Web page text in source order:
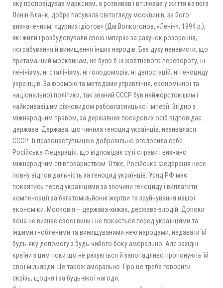
яку проповідував марксизм, а розвивав і втілював у життя катюга
Ленін-Бланк, добре пасувала світогляду москвинів, за його
визначенням, «дурних ідіотов» (Дм.Волкогонов, «Ленін», 1994 р.),
які жили і розбудовували свою імперію за рахунок розорення,
пограбування й винищення інших народів. Без духу ненависти, що
притаманний москвинам, не було б ні жовтневого перевороту, нi
ленінізму, ні сталінізму, ні голодоморів, ні депортацій, ні геноциду
українців. За формою та методами управління, економічної та
національної політики, так званий СССР був найжорстокішим і
найкривавішим різновидом рабовласницької імперії. Згідно з
міжнародним правом, за державних посадових осіб відповідає
держава. Держава, що чинила геноцид українців, називалася
СССР. Її правонаступницею добровільно оголосила себе
Російська Федерація, що відповідає суті справи і визнано
міжнародним співтовариством. Отже, Російська Федерація несе
повну відповідальність за геноцид українців. Уряд РФ має
покаятись перед українцями за злочини геноциду і виплатити
компенсації за багатомільйонні жертви та зруйнування нашої
економіки. Московія – держава-хижак, держава-злодій. Допоки
вона не визнає своєї вини і не покається перед українцями та
іншими гнобленими та винищуваними нею народами, надавати їй
будь-яку допомогу з будь-чийого боку аморально. Але західні
країни з цим поки що не рахуються й запопадливо пропонують їй
свої мільярди. Це також аморально. Про це треба говорити
скрізь, щодня і за будь-якої нагоди.